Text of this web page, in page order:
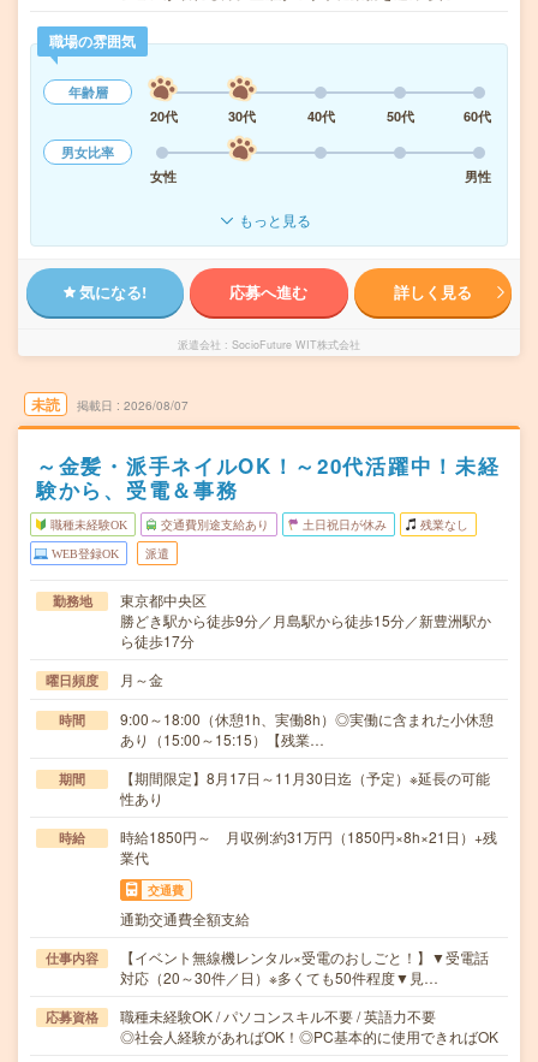
職場の雰囲気
年齢層
20代
30代 40代 50代
60代
男女比率
女性
男性
もっと見る
気になる! 応募へ進む 詳しく見る
派遣会社 SocioFuture WIT株式会社
未読 掲載日 2026/08/07
～金髪・派手ネイルOK！～20代活躍中！未経
験から、受電＆事務
職種未経験OK 交通費別途支給あり 土日祝日が休み 残業なし
WEB登録OK 派遣
勤務地
東京都中央区
勝どき駅から徒歩9分／月島駅から徒歩15分／新豊洲駅か
ら徒歩17分
曜日頻度 月～金
時間
9:00～18:00（休憩1h、実働8h）◎実働に含まれた小休憩
あり（15:00～15:15）【残業…
期間
【期間限定】8月17日～11月30日迄（予定）※延長の可能
性あり
時給
時給1850円～ 月収例:約31万円（1850円×8h×21日）+残
業代
交通費
通勤交通費全額支給
仕事内容
【イベント無線機レンタル×受電のおしごと！】▼受電話
対応（20～30件／日）※多くても50件程度▼見…
応募資格
職種未経験OK / パソコンスキル不要 / 英語力不要
◎社会人経験があればOK！◎PC基本的に使用できればOK